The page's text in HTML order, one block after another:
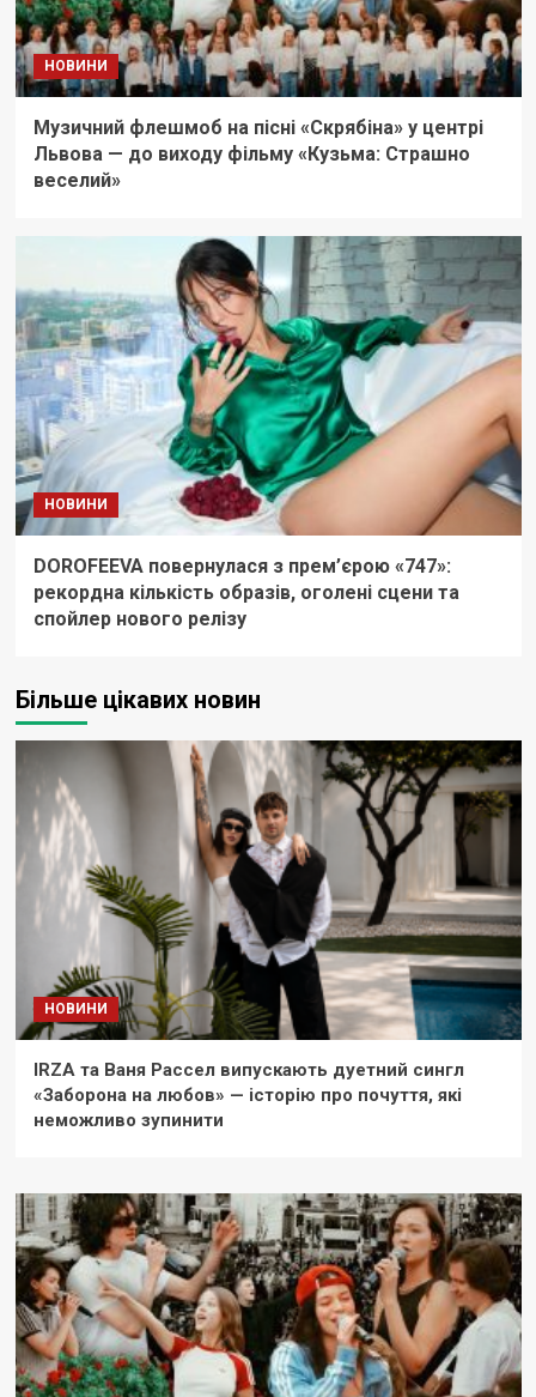
НОВИНИ
Музичний флешмоб на пісні «Скрябіна» у центрі
Львова — до виходу фільму «Кузьма: Страшно
веселий»
НОВИНИ
DOROFEEVA повернулася з прем’єрою «747»:
рекордна кількість образів, оголені сцени та
спойлер нового релізу
Більше цікавих новин
НОВИНИ
IRZA та Ваня Рассел випускають дуетний сингл
«Заборона на любов» — історію про почуття, які
неможливо зупинити